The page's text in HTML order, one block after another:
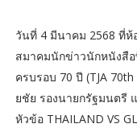
วันที่ 4 มีนาคม 2568 ที่ห้
สมาคมนักข่าวนักหนังสือ
ครบรอบ 70 ปี (TJA
ยชัย รองนายกรัฐมนตรี
หัวข้อ THAILAND VS